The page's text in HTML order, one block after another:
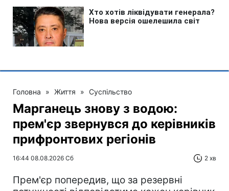
Головна » Життя » Суспільство
Марганець знову з водою:
прем'єр звернувся до керівників
прифронтових регіонів
16:44 08.08.2026 Сб 2 хв
Прем'єр попередив, що за резервні